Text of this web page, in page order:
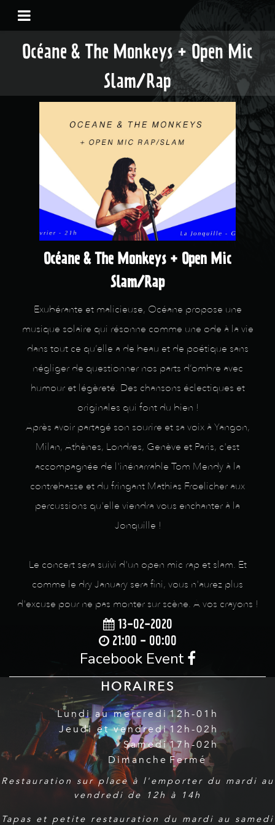
Océane & The Monkeys + Open Mic
Slam/Rap
Océane & The Monkeys + Open Mic
Slam/Rap
Exubérante et malicieuse, Océane propose une
musique solaire qui résonne comme une ode à la vie
dans tout ce qu’elle a de beau et de poétique sans
négliger de questionner nos parts d’ombre avec
humour et légèreté. Des chansons éclectiques et
originales qui font du bien !
Après avoir partagé son sourire et sa voix à Yangon,
Milan, Athènes, Londres, Genève et Paris, c'est
accompagnée de l'inénarrable Tom Mendy à la
contrebasse et du fringant Mathias Froelicher aux
percussions qu'elle viendra vous enchanter à la
Jonquille !
Le concert sera suivi d'un open mic rap et slam. Et
comme le dry January sera fini, vous n'aurez plus
d'excuse pour ne pas monter sur scène. A vos crayons !
13-02-2020
21:00 - 00:00
Facebook Event
HORAIRES
Lundi au mercredi
Jeudi et vendredi
Samedi
Dimanche
12h-01h
12h-02h
17h-02h
Fermé
Restauration sur place à l'emporter du mardi au
vendredi de 12h à 14h
Tapas et petite restauration du mardi au samedi